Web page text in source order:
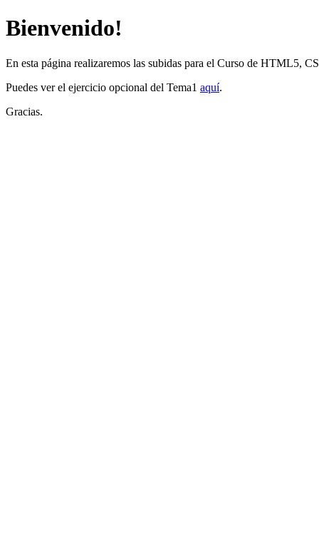
Bienvenido!
En esta página realizaremos las subidas para el Curso de HTML5,
Puedes ver el ejercicio opcional del Tema1 aquí.
Gracias.